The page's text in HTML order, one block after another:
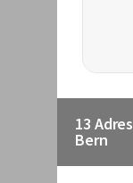
13
Bern